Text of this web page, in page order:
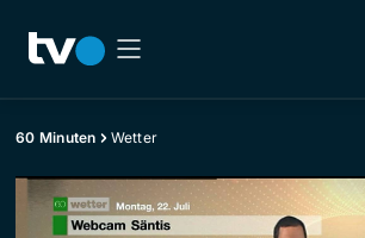
60 Minuten Wetter